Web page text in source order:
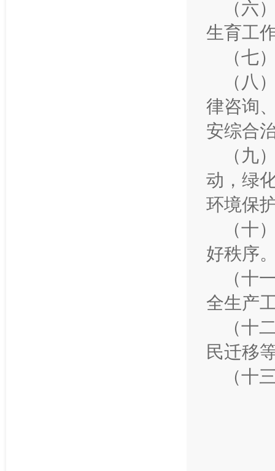
（
生育工
（
（
律咨询
安综合
（
动，绿
环境保
（
好秩序
（
全生产
（
民迁移
（十